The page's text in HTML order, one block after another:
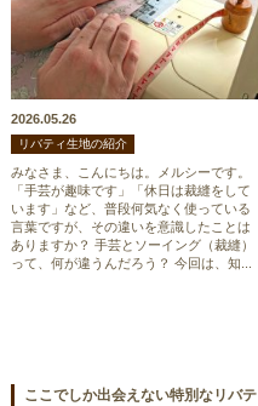
2026.05.26
リバティ生地の紹介
みなさま、こんにちは。メルシーです。
「手芸が趣味です」「休日は裁縫をして
います」など、普段何気なく使っている
言葉ですが、その違いを意識したことは
ありますか？ 手芸とソーイング（裁縫）
って、何が違うんだろう？ 今回は、知...
ここでしか出会えない特別なリバテ